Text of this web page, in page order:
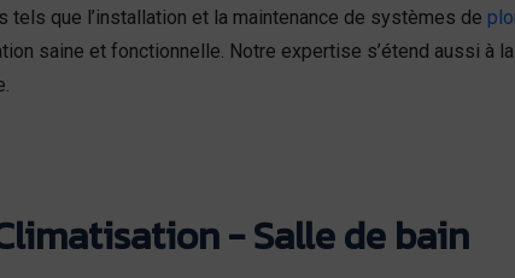
que l’installation et la maintenance de systèmes de
saine et fonctionnelle. Notre expertise s’étend aussi à la
- Salle de bain